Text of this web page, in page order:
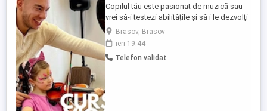
Copilul tău este pasionat de muzică sau
vrei să-i testezi abilitățile și să i le dezvolți
prin muzică? La Centrul Fortissimi
Educational oferim cursuri personalizate,
individuale sau de grup, adaptate pentru
copii și adulți (de la nivel zero până la
Brasov, Brasov
ieri 19:44
Telefon validat